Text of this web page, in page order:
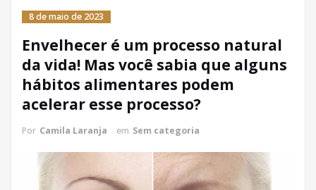
8 de maio de 2023
Envelhecer é um processo natural
da vida! Mas você sabia que alguns
hábitos alimentares podem
acelerar esse processo?
Por Camila Laranja em Sem categoria